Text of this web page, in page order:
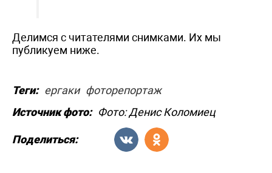
Делимся с читателями снимками. Их мы
публикуем ниже.
Теги: ергаки фоторепортаж
Источник фото: Фото: Денис Коломиец
Поделиться: